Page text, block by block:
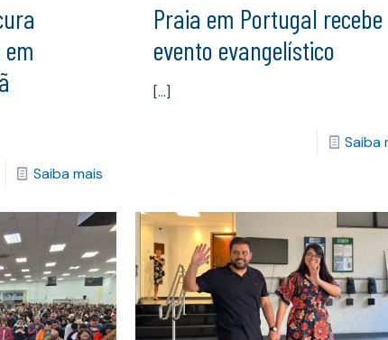
Saiba mais
Praia em Portugal recebe
evento evangelístico
[…]
Saiba